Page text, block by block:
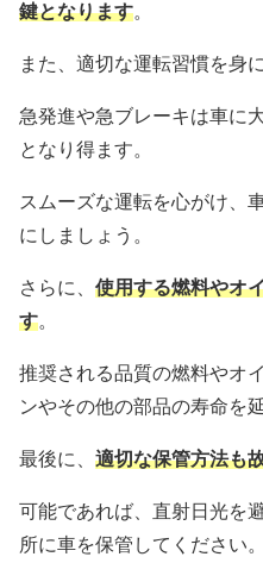
鍵となります。
また、適切な運転習慣を身
急発進や急ブレーキは車に
となり得ます。
スムーズな運転を心がけ、
にしましょう。
さらに、 使用する燃料やオ
す。
推奨される品質の燃料やオ
ンやその他の部品の寿命を
最後に、 適切な保管方法も
可能であれば、直射日光を
所に車を保管してください。